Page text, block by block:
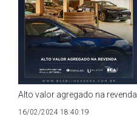
Alto valor agregado na revenda
16/02/2024 18:40:19